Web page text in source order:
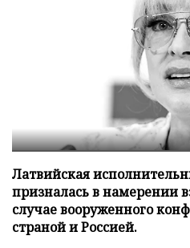
Латвийская
призналась в намерении
случае вооруженного
страной и Россией.